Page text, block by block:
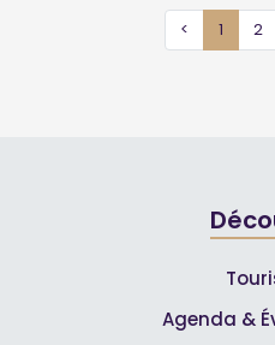
< 1 2
Agenda &